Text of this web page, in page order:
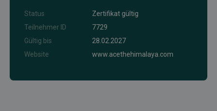
Status
Zertifikat gültig
Teilnehmer ID
7729
Gültig bis
28.02.2027
Website
www.acethehimalaya.com